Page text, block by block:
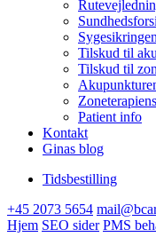
Tilskud til
Tilskud til
Patient info
Kontakt
Ginas blog
Tidsbestilling
+45 2073 5654
Hjem SEO sider PMS